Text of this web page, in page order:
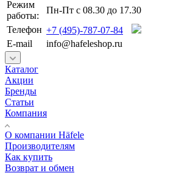
Режим
работы:
Пн-Пт с 08.30 до 17.30
Телефон +7 (495)-787-07-84
E-mail
info@hafeleshop.ru
Каталог
Акции
Бренды
Статьи
Компания
О компании Häfele
Производителям
Как купить
Возврат и обмен